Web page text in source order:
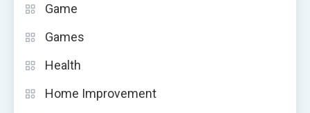
Game
Games
Health
Home Improvement